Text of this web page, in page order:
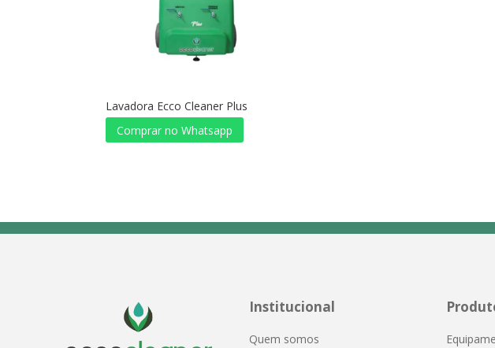
Lavadora Ecco Cleaner Plus
Comprar no Whatsapp
Institucional
Quem somos